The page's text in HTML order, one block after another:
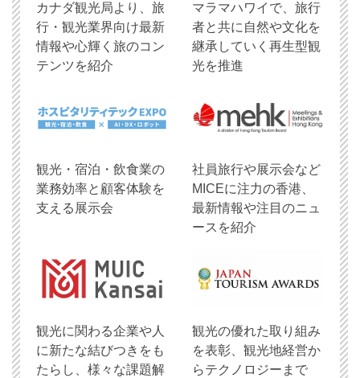
​カナダ観光局より、旅
行・観光業界向け最新
情報や心輝く旅のコン
テンツを紹介
マラマハワイで、旅行
者と共に自然や文化を
継承していく再生型観
光を推進
観光・宿泊・飲食業の
業務効率と顧客体験を
支える展示会
社員旅行や展示会など
MICEに注力の香港、
最新情報や注目のニュ
ースを紹介
観光に関わる企業や人
に新たな結びつきをも
たらし、様々な課題解
観光の優れた取り組み
を表彰、観光地経営か
らテクノロジーまで